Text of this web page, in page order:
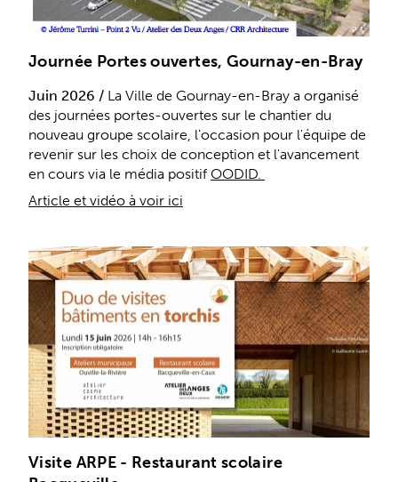
Journée Portes ouvertes, Gournay-en-Bray
Juin 2026 / La Ville de Gournay-en-Bray a organisé
des journées portes-ouvertes sur le chantier du
nouveau groupe scolaire, l'occasion pour l'équipe de
revenir sur les choix de conception et l'avancement
en cours via le média positif OODID.
Article et vidéo à voir ici
Visite ARPE - Restaurant scolaire